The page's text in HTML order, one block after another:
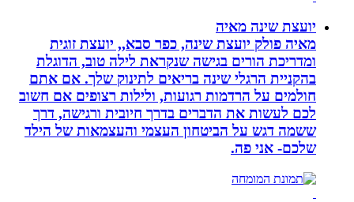
יועצת שינה מאיה
מאיה פולק יועצת שינה, כפר סבא,, יועצת זוגית
ומדריכת הורים בגישה שנקראת לילה טוב, הדוגלת
בהקניית הרגלי שינה בריאים לתינוק שלך. אם אתם
חולמים על הרדמות רגועות, ולילות רצופים אם חשוב
לכם לעשות את הדברים בדרך חיובית ורגישה, דרך
ששמה דגש על הביטחון העצמי והעצמאות של הילד
שלכם- אני פה.